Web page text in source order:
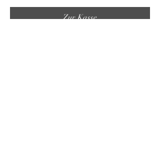
Zur Kasse